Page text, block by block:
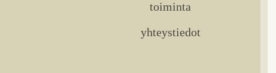
toiminta
yhteystiedot